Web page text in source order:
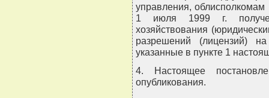
управления, облисполкомам
1 июля 1999 г.
хозяйствования
разрешений (лицензий)
указанные в пункте 1
4. Настоящее
опубликования.